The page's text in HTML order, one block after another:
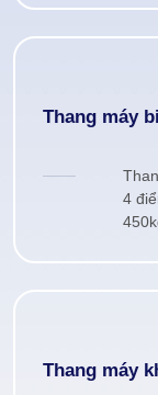
Thang máy
4
Thang máy